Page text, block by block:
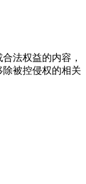
法权益的内容，
被控侵权的相关